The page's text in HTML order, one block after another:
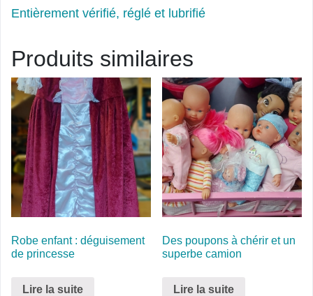
Entièrement vérifié, réglé et lubrifié
Produits similaires
Robe enfant : déguisement
de princesse
Lire la suite
Des poupons à chérir et un
superbe camion
Lire la suite